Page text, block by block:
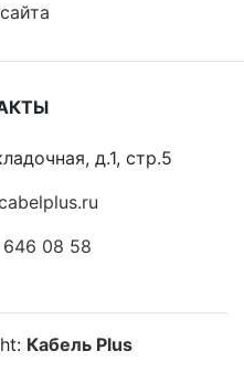
д.1, стр.5
08 58
Кабель Plus